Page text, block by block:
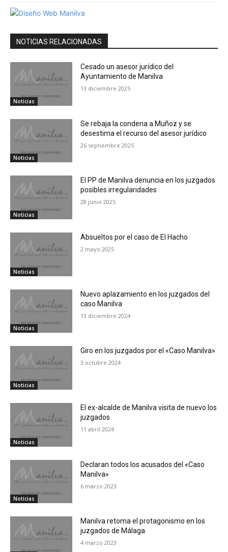
NOTICIAS RELACIONADAS
Noticias
Cesado un asesor jurídico del
Ayuntamiento de Manilva
13 diciembre 2025
Noticias
Se rebaja la condena a Muñoz y se
desestima el recurso del asesor jurídico
26 septiembre 2025
Noticias
El PP de Manilva denuncia en los juzgados
posibles irregularidades
28 junio 2025
Noticias
Absueltos por el caso de El Hacho
2 mayo 2025
Noticias
Nuevo aplazamiento en los juzgados del
caso Manilva
13 diciembre 2024
Noticias
Giro en los juzgados por el «Caso Manilva»
3 octubre 2024
Noticias
El ex-alcalde de Manilva visita de nuevo los
juzgados
11 abril 2024
Noticias
Declaran todos los acusados del «Caso
Manilva»
6 marzo 2023
Manilva retoma el protagonismo en los
juzgados de Málaga
4 marzo 2023